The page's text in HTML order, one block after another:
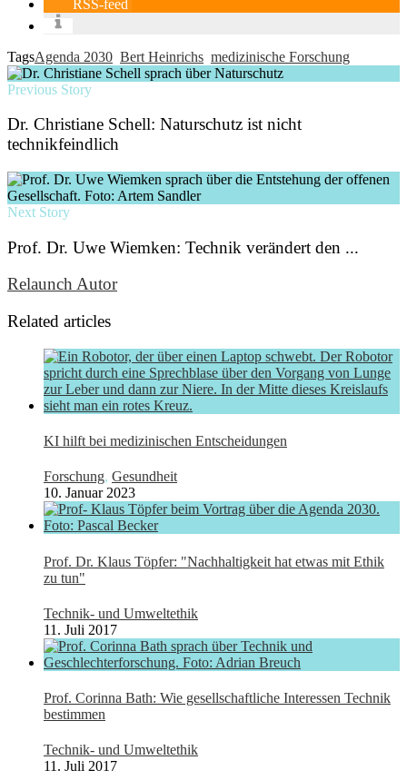
RSS-feed
TagsAgenda 2030 Bert Heinrichs medizinische Forschung
Previous Story
Dr. Christiane Schell: Naturschutz ist nicht
technikfeindlich
Next Story
Prof. Dr. Uwe Wiemken: Technik verändert den ...
Relaunch Autor
Related articles
KI hilft bei medizinischen Entscheidungen
Forschung, Gesundheit
10. Januar 2023
Prof. Dr. Klaus Töpfer: "Nachhaltigkeit hat etwas mit Ethik
zu tun"
Technik- und Umweltethik
11. Juli 2017
Prof. Corinna Bath: Wie gesellschaftliche Interessen Technik
bestimmen
Technik- und Umweltethik
11. Juli 2017